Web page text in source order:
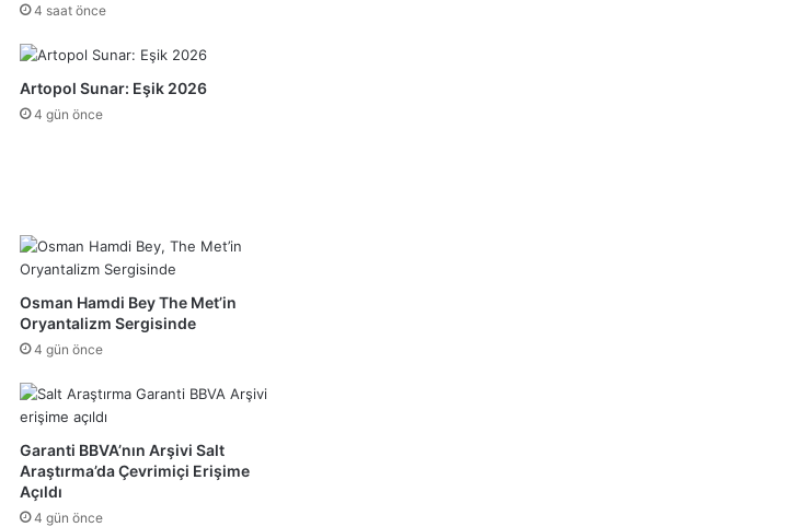
4 saat önce
Artopol Sunar: Eşik 2026
4 gün önce
Osman Hamdi Bey The Met’in
Oryantalizm Sergisinde
4 gün önce
Garanti BBVA’nın Arşivi Salt
Araştırma’da Çevrimiçi Erişime
Açıldı
4 gün önce